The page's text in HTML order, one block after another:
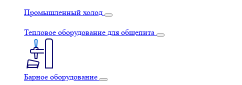
Промышленный холод
Тепловое оборудование для общепита
Барное оборудование